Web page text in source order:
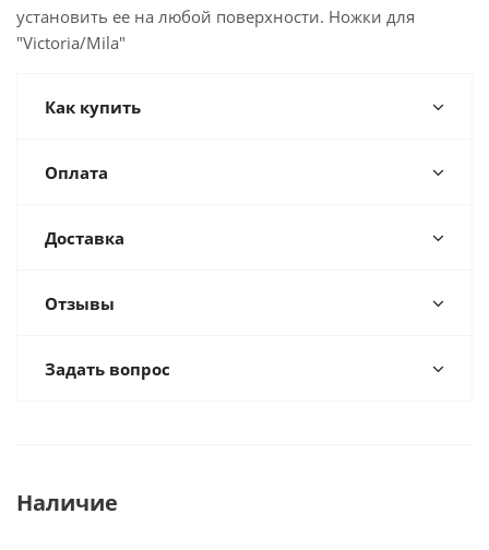
установить ее на любой поверхности. Ножки для
"Victoria/Mila"
Как купить
Оплата
Доставка
Отзывы
Задать вопрос
Наличие